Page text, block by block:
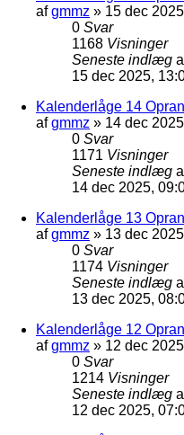
afgmmz » 15 dec
0 Svar
1168 Visninger
Seneste indlæg
15 dec 2025,
Kalenderlåge 14
afgmmz » 14 dec
0 Svar
1171 Visninger
Seneste indlæg
14 dec 2025,
Kalenderlåge 13
afgmmz » 13 dec
0 Svar
1174 Visninger
Seneste indlæg
13 dec 2025,
Kalenderlåge 12
afgmmz » 12 dec
0 Svar
1214 Visninger
Seneste indlæg
12 dec 2025,